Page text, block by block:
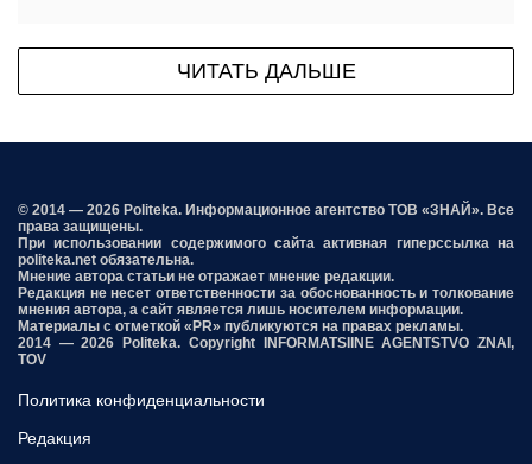
ЧИТАТЬ ДАЛЬШЕ
© 2014 — 2026 Politeka. Информационное агентство ТОВ «ЗНАЙ». Все
права защищены.
При использовании содержимого сайта активная гиперссылка на
politeka.net обязательна.
Мнение автора статьи не отражает мнение редакции.
Редакция не несет ответственности за обоснованность и толкование
мнения автора, а сайт является лишь носителем информации.
Материалы с отметкой «PR» публикуются на правах рекламы.
2014 — 2026 Politeka. Copyright INFORMATSIINE AGENTSTVO ZNAI,
TOV
Политика конфиденциальности
Редакция